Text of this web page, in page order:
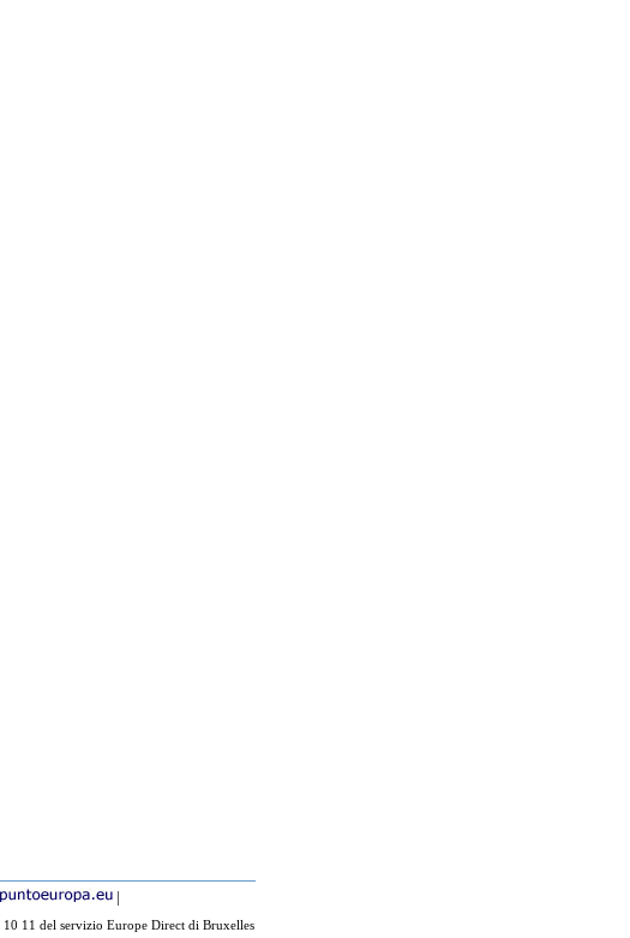
|
11 del servizio Europe Direct di Bruxelles